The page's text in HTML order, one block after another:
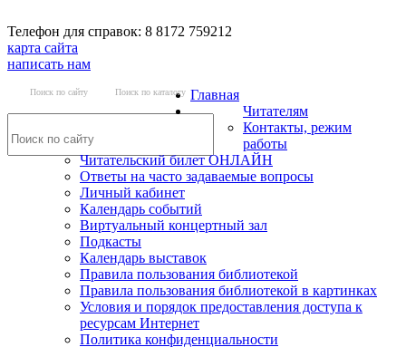
Телефон для справок: 8 8172 759212
карта сайта
написать нам
Поиск по сайту Поиск по каталогу Главная
Читателям
Контакты, режим
работы
Читательский билет ОНЛАЙН
Ответы на часто задаваемые вопросы
Личный кабинет
Календарь событий
Виртуальный концертный зал
Подкасты
Календарь выставок
Правила пользования библиотекой
Правила пользования библиотекой в картинках
Условия и порядок предоставления доступа к
ресурсам Интернет
Политика конфиденциальности